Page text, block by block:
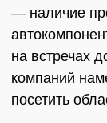
— наличие
на встречах
компаний
посетить